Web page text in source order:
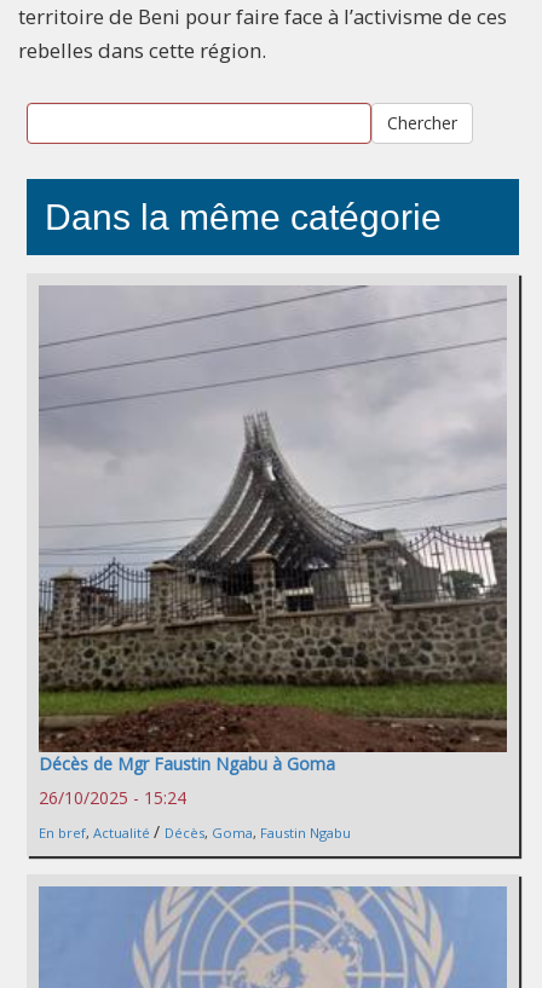
territoire de Beni pour faire face à l’activisme de ces
rebelles dans cette région.
Chercher
Dans la même catégorie
Décès de Mgr Faustin Ngabu à Goma
26/10/2025 - 15:24
En bref, Actualité / Décès, Goma, Faustin Ngabu